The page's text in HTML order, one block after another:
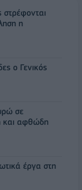
στρέφονται
η
ο Γενικός
σε
και αφθώδη
έργα στη